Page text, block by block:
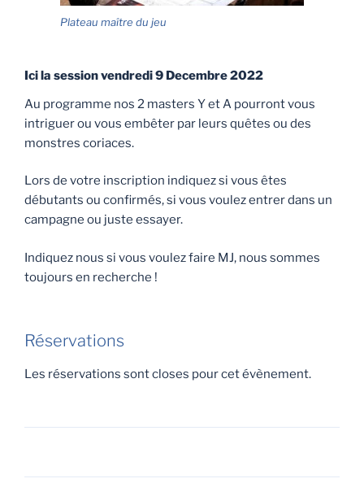
Plateau maître du jeu
Ici la session vendredi 9 Decembre 2022
Au programme nos 2 masters Y et A pourront vous
intriguer ou vous embêter par leurs quêtes ou des
monstres coriaces.
Lors de votre inscription indiquez si vous êtes
débutants ou confirmés, si vous voulez entrer dans un
campagne ou juste essayer.
Indiquez nous si vous voulez faire MJ, nous sommes
toujours en recherche !
Réservations
Les réservations sont closes pour cet évènement.